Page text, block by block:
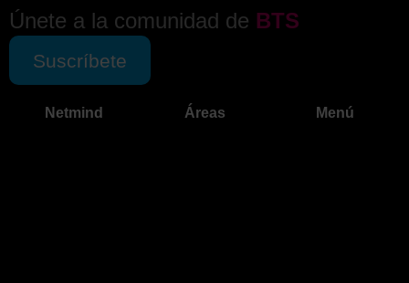
Únete a la comunidad de BTS
Suscríbete
Netmind Áreas Menú